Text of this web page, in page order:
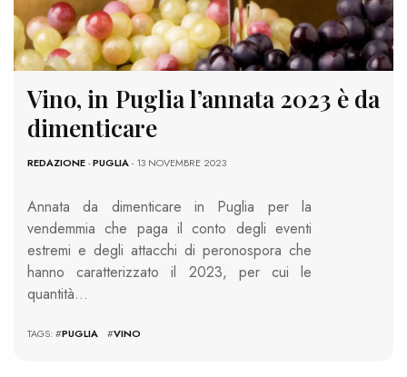
Vino, in Puglia l’annata 2023 è da
dimenticare
REDAZIONE-PUGLIA- 13 NOVEMBRE 2023
Annata da dimenticare in Puglia per la
vendemmia che paga il conto degli eventi
estremi e degli attacchi di peronospora che
hanno caratterizzato il 2023, per cui le
quantità…
TAGS: #PUGLIA #VINO